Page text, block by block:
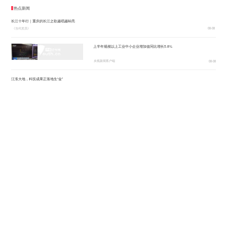
热点新闻
长江十年行｜重庆的长江之歌越唱越响亮
《当代党员》 08-08
上半年规模以上工业中小企业增加值同比增长5.8%
央视新闻客户端 08-08
江淮大地，科技成果正落地生“金”